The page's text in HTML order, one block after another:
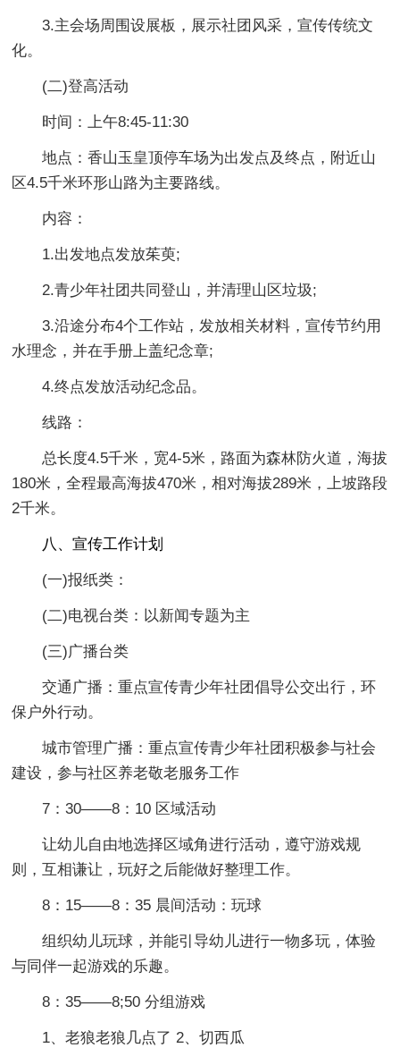
3.主会场周围设展板，展示社团风采，宣传传统文
化。
(二)登高活动
时间：上午8:45-11:30
地点：香山玉皇顶停车场为出发点及终点，附近山
区4.5千米环形山路为主要路线。
内容：
1.出发地点发放茱萸;
2.青少年社团共同登山，并清理山区垃圾;
3.沿途分布4个工作站，发放相关材料，宣传节约用
水理念，并在手册上盖纪念章;
4.终点发放活动纪念品。
线路：
总长度4.5千米，宽4-5米，路面为森林防火道，海拔
180米，全程最高海拔470米，相对海拔289米，上坡路段
2千米。
八、宣传工作计划
(一)报纸类：
(二)电视台类：以新闻专题为主
(三)广播台类
交通广播：重点宣传青少年社团倡导公交出行，环
保户外行动。
城市管理广播：重点宣传青少年社团积极参与社会
建设，参与社区养老敬老服务工作
7：30——8：10 区域活动
让幼儿自由地选择区域角进行活动，遵守游戏规
则，互相谦让，玩好之后能做好整理工作。
8：15——8：35 晨间活动：玩球
组织幼儿玩球，并能引导幼儿进行一物多玩，体验
与同伴一起游戏的乐趣。
8：35——8;50 分组游戏
1、老狼老狼几点了 2、切西瓜